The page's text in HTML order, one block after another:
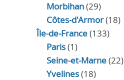
Morbihan(29)
Côtes-d'Armor(18)
Île-de-France(133)
Paris(1)
Seine-et-Marne(22)
Yvelines(18)